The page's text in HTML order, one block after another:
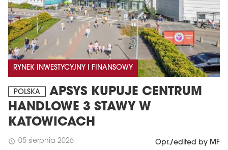
RYNEK INWESTYCYJNY I FINANSOWY
POLSKA
APSYS KUPUJE CENTRUM
HANDLOWE 3 STAWY W
KATOWICACH
schedule 05 sierpnia 2026 Opr./edited by MF